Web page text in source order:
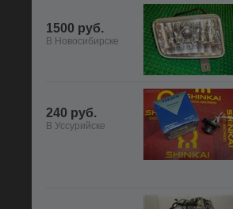
1500 руб.
В Новосибирске
240 руб.
В Уссурийске